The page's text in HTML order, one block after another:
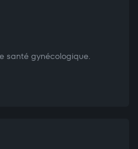
santé gynécologique.